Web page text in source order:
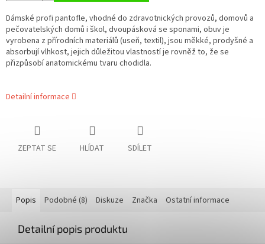
Dámské profi pantofle, vhodné do zdravotnických provozů, domovů a
pečovatelských domů i škol, dvoupásková se sponami, obuv je
vyrobena z přírodních materiálů (useň, textil), jsou měkké, prodyšné a
absorbují vlhkost, jejich důležitou vlastností je rovněž to, že se
přizpůsobí anatomickému tvaru chodidla.
Detailní informace
ZEPTAT SE HLÍDAT SDÍLET
Popis Podobné (8) Diskuze Značka Ostatní informace
Detailní popis produktu